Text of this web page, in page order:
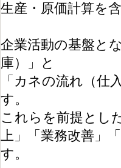
生産・原価計算を
企業活動の基盤と
庫）」と
「カネの流れ（仕
す。
これらを前提とし
上」「業務改善」
す。